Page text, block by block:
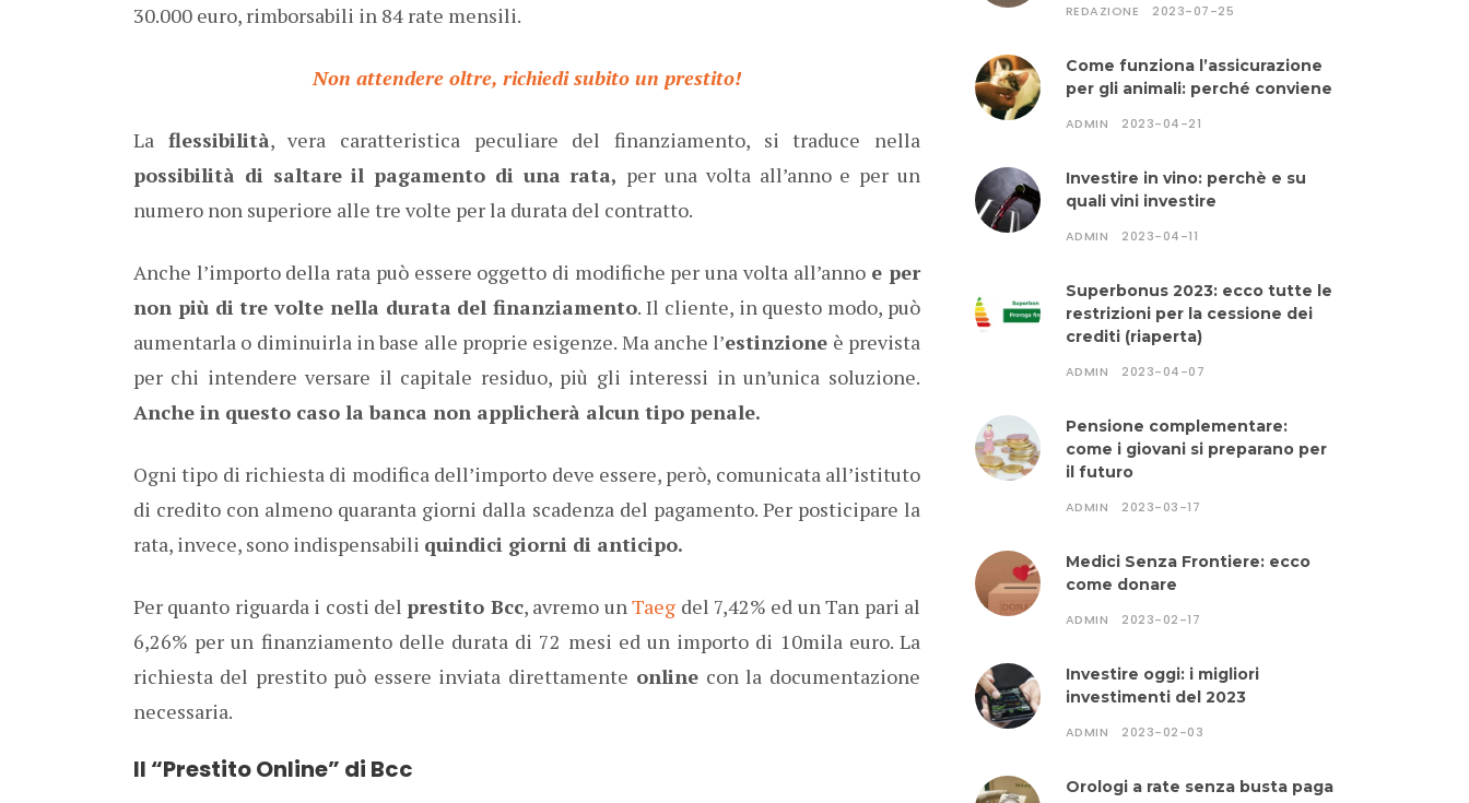
30.000 euro, rimborsabili in 84 rate mensili.
Non attendere oltre, richiedi subito un prestito!
La flessibilità, vera caratteristica peculiare del finanziamento, si traduce nella
possibilità di saltare il pagamento di una rata, per una volta all’anno e per un
numero non superiore alle tre volte per la durata del contratto.
Anche l’importo della rata può essere oggetto di modifiche per una volta all’annoe per
non più di tre volte nella durata del finanziamento. Il cliente, in questo modo, può
aumentarla o diminuirla in base alle proprie esigenze. Ma anche l’estinzione è prevista
per chi intendere versare il capitale residuo, più gli interessi in un’unica soluzione.
Anche in questo caso la banca non applicherà alcun tipo penale.
Ogni tipo di richiesta di modifica dell’importo deve essere, però, comunicata all’istituto
di credito con almeno quaranta giorni dalla scadenza del pagamento. Per posticipare la
rata, invece, sono indispensabili quindici giorni di anticipo.
Per quanto riguarda i costi del prestito Bcc, avremo unTaeg del 7,42% ed un Tan pari al
6,26% per un finanziamento delle durata di 72 mesi ed un importo di 10mila euro. La
richiesta del prestito può essere inviata direttamente online con la documentazione
necessaria.
Il “Prestito Online” di Bcc
REDAZIONE 2023-07-25
Come funziona l’assicurazione
per gli animali: perché conviene
ADMIN 2023-04-21
Investire in vino: perchè e su
quali vini investire
ADMIN 2023-04-11
Superbonus 2023: ecco tutte le
restrizioni per la cessione dei
crediti (riaperta)
ADMIN 2023-04-07
Pensione complementare:
come i giovani si preparano per
il futuro
ADMIN 2023-03-17
Medici Senza Frontiere: ecco
come donare
ADMIN 2023-02-17
Investire oggi: i migliori
investimenti del 2023
ADMIN 2023-02-03
Orologi a rate senza busta paga